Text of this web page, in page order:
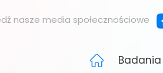
nasze media społecznościowe
Badania